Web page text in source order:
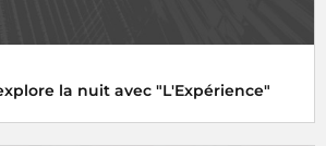
la nuit avec "L'Expérience"